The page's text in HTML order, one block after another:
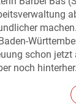
schon jetzt
noch hinterher.